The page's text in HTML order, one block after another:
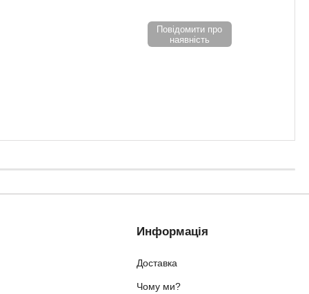
Повідомити про
наявність
Информація
Доставка
Чому ми?